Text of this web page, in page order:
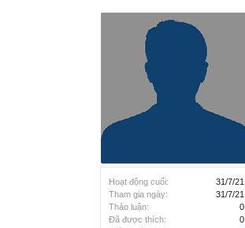
Hoạt động cuối:
31/7/21
Tham gia ngày:
31/7/21
Thảo luận:
0
Đã được thích:
0